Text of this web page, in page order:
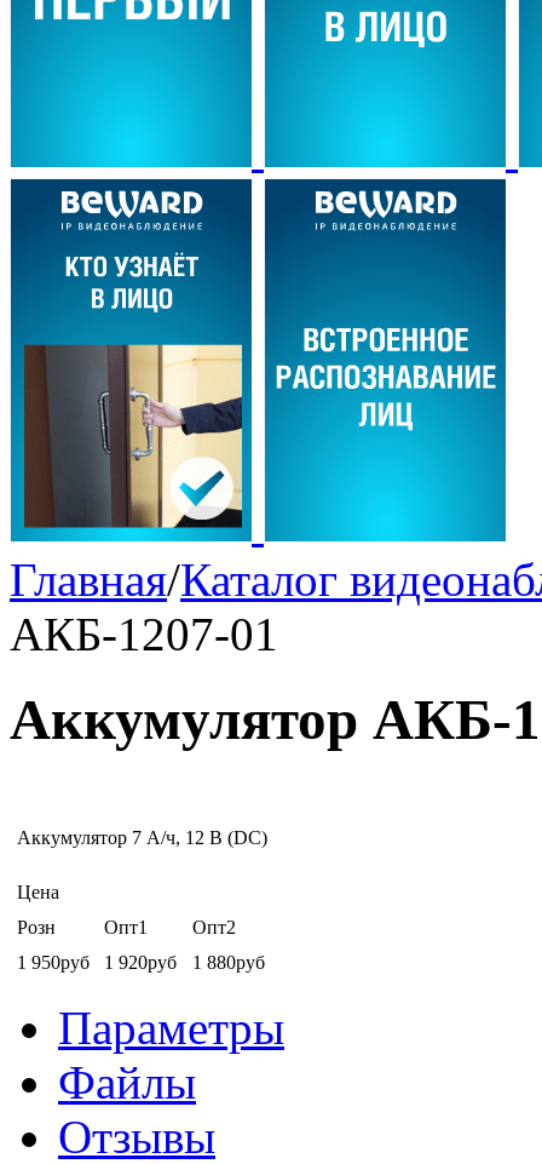
Главная/Каталог
АКБ-1207-01
Аккумулятор АКБ-
Аккумулятор 7 A/ч, 12 В (DC)
Цена
Розн
Опт1
Опт2
1 950руб
1 920руб 1 880руб
Параметры
Файлы
Отзывы